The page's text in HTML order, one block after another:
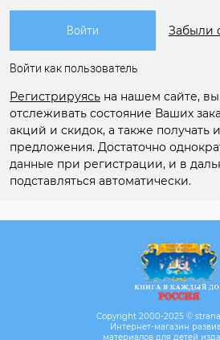
Забыли
Войти как пользователь
Регистрируясь на нашем сайте,
отслеживать состояние Ваших
акций и скидок, а также получать
предложения. Достаточно
данные при регистрации, и в
подставляться автоматически.
Copyright 2000-2025 ©
Интернет-магазин
материалов для детей